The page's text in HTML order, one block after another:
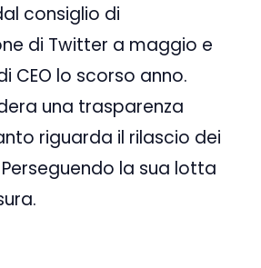
consiglio di
di Twitter a maggio e
CEO lo scorso anno.
una trasparenza
riguarda il rilascio dei
Perseguendo la sua lotta